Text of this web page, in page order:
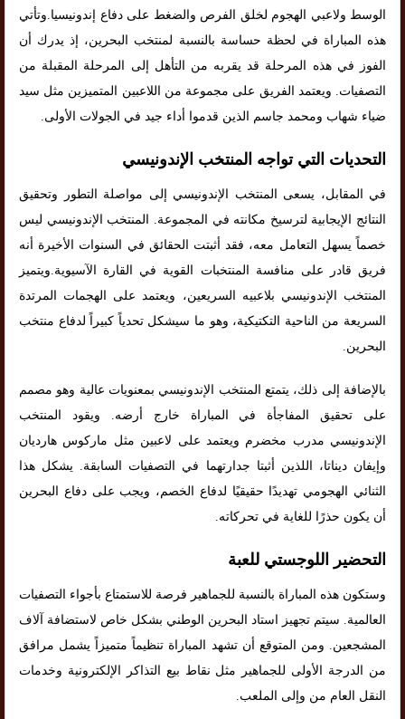
الوسط ولاعبي الهجوم لخلق الفرص والضغط على دفاع إندونيسيا.وتأتي
هذه المباراة في لحظة حساسة بالنسبة لمنتخب البحرين، إذ يدرك أن
الفوز في هذه المرحلة قد يقربه من التأهل إلى المرحلة المقبلة من
التصفيات. ويعتمد الفريق على مجموعة من اللاعبين المتميزين مثل سيد
ضياء شهاب ومحمد جاسم الذين قدموا أداء جيد في الجولات الأولى.
التحديات التي تواجه المنتخب الإندونيسي
في المقابل، يسعى المنتخب الإندونيسي إلى مواصلة التطور وتحقيق
النتائج الإيجابية لترسيخ مكانته في المجموعة. المنتخب الإندونيسي ليس
خصماً يسهل التعامل معه، فقد أثبتت الحقائق في السنوات الأخيرة أنه
فريق قادر على منافسة المنتخبات القوية في القارة الآسيوية.ويتميز
المنتخب الإندونيسي بلاعبيه السريعين، ويعتمد على الهجمات المرتدة
السريعة من الناحية التكتيكية، وهو ما سيشكل تحدياً كبيراً لدفاع منتخب
البحرين.
بالإضافة إلى ذلك، يتمتع المنتخب الإندونيسي بمعنويات عالية وهو مصمم
على تحقيق المفاجأة في المباراة خارج أرضه. ويقود المنتخب
الإندونيسي مدرب مخضرم ويعتمد على لاعبين مثل ماركوس هارديان
وإيفان ديناتا، اللذين أثبتا جدارتهما في التصفيات السابقة. يشكل هذا
الثنائي الهجومي تهديدًا حقيقيًا لدفاع الخصم، ويجب على دفاع البحرين
أن يكون حذرًا للغاية في تحركاته.
التحضير اللوجستي للعبة
وستكون هذه المباراة بالنسبة للجماهير فرصة للاستمتاع بأجواء التصفيات
العالمية. سيتم تجهيز استاد البحرين الوطني بشكل خاص لاستضافة آلاف
المشجعين. ومن المتوقع أن تشهد المباراة تنظيماً متميزاً يشمل مرافق
من الدرجة الأولى للجماهير مثل نقاط بيع التذاكر الإلكترونية وخدمات
النقل العام من وإلى الملعب.